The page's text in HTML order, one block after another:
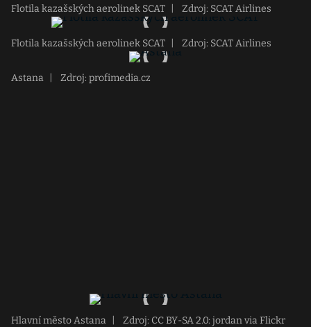
Flotila kazašských aerolinek SCAT Zdroj: SCAT Airlines
Flotila kazašských aerolinek SCAT Zdroj: SCAT Airlines
Astana Zdroj: profimedia.cz
Hlavní město Astana Zdroj: CC BY-SA 2.0: jordan via Flickr